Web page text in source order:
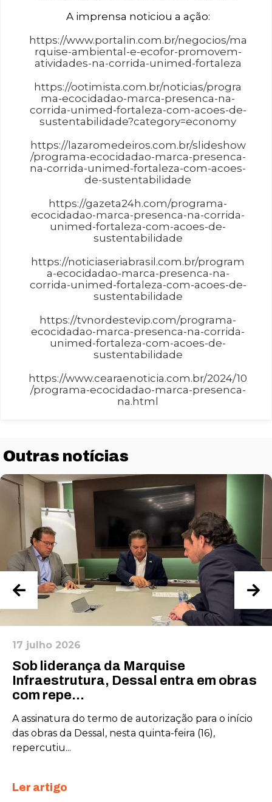
A imprensa noticiou a ação:
https://www.portalin.com.br/negocios/ma
rquise-ambiental-e-ecofor-promovem-
atividades-na-corrida-unimed-fortaleza
https://ootimista.com.br/noticias/progra
ma-ecocidadao-marca-presenca-na-
corrida-unimed-fortaleza-com-acoes-de-
sustentabilidade?category=economy
https://lazaromedeiros.com.br/slideshow
/programa-ecocidadao-marca-presenca-
na-corrida-unimed-fortaleza-com-acoes-
de-sustentabilidade
https://gazeta24h.com/programa-
ecocidadao-marca-presenca-na-corrida-
unimed-fortaleza-com-acoes-de-
sustentabilidade
https://noticiaseriabrasil.com.br/program
a-ecocidadao-marca-presenca-na-
corrida-unimed-fortaleza-com-acoes-de-
sustentabilidade
https://tvnordestevip.com/programa-
ecocidadao-marca-presenca-na-corrida-
unimed-fortaleza-com-acoes-de-
sustentabilidade
https://www.cearaenoticia.com.br/2024/10
/programa-ecocidadao-marca-presenca-
na.html
Outras notícias
17 julho 2026
Sob liderança da Marquise
Infraestrutura, Dessal entra em obras
com repe...
A assinatura do termo de autorização para o início
das obras da Dessal, nesta quinta-feira (16),
repercutiu...
Ler artigo
Esses cookies
não são
opcionais. São